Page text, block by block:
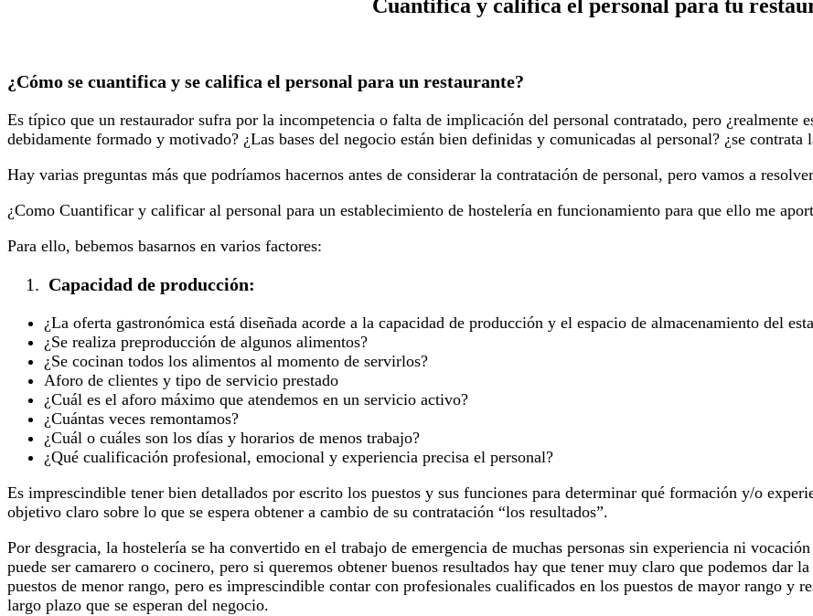
Cuantifica y califica el personal para tu
¿Cómo se cuantifica y se califica el personal para un restaurante?
Es típico que un restaurador sufra por la incompetencia o falta de implicación del personal contratado, pero ¿realmente
debidamente formado y motivado? ¿Las bases del negocio están bien definidas y comunicadas al personal? ¿se contrata
Hay varias preguntas más que podríamos hacernos antes de considerar la contratación de personal, pero vamos a
¿Como Cuantificar y calificar al personal para un establecimiento de hostelería en funcionamiento para que ello me
Para ello, bebemos basarnos en varios factores:
Capacidad de producción:
¿La oferta gastronómica está diseñada acorde a la capacidad de producción y el espacio de almacenamiento del
¿Se realiza preproducción de algunos alimentos?
¿Se cocinan todos los alimentos al momento de servirlos?
Aforo de clientes y tipo de servicio prestado
¿Cuál es el aforo máximo que atendemos en un servicio activo?
¿Cuántas veces remontamos?
¿Cuál o cuáles son los días y horarios de menos trabajo?
¿Qué cualificación profesional, emocional y experiencia precisa el personal?
Es imprescindible tener bien detallados por escrito los puestos y sus funciones para determinar qué formación y/o
objetivo claro sobre lo que se espera obtener a cambio de su contratación “los resultados”.
Por desgracia, la hostelería se ha convertido en el trabajo de emergencia de muchas personas sin experiencia ni
puede ser camarero o cocinero, pero si queremos obtener buenos resultados hay que tener muy claro que podemos dar
puestos de menor rango, pero es imprescindible contar con profesionales cualificados en los puestos de mayor rango y
largo plazo que se esperan del negocio.